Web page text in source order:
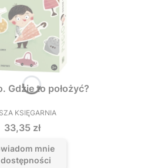
Gdzie to położyć?
PRODUCENT
KSIĘGARNIA
Cena
33,35 zł
mnie